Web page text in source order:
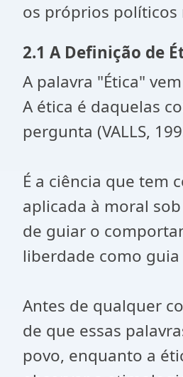
os próprios políticos
2.1 A Definição de
A palavra "Ética"
A ética é daquelas
pergunta (VALLS,
É a ciência que tem
aplicada à moral
de guiar o
liberdade como
Antes de qualquer
de que essas
povo, enquanto a